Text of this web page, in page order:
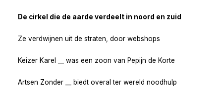
De cirkel die de aarde verdeelt in noord en zuid
Ze verdwijnen uit de straten, door webshops
Keizer Karel __ was een zoon van Pepijn de Korte
Artsen Zonder __ biedt overal ter wereld noodhulp